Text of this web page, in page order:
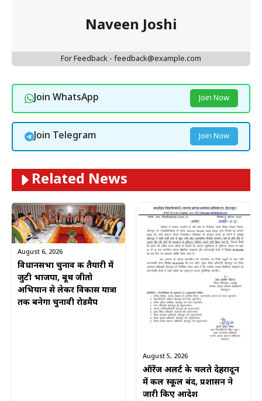
Naveen Joshi
For Feedback - feedback@example.com
Join WhatsApp Join Now
Join Telegram Join Now
Related News
August 6, 2026
विधानसभा चुनाव की तैयारी में
जुटी भाजपा, बूथ जीतो
अभियान से लेकर विकास यात्रा
तक बनेगा चुनावी रोडमैप
August 5, 2026
ऑरेंज अलर्ट के चलते देहरादून
में कल स्कूल बंद, प्रशासन ने
जारी किए आदेश